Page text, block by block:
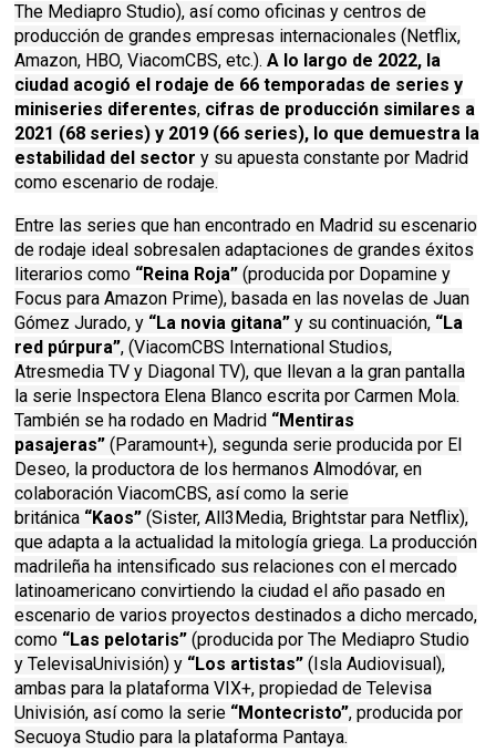
The Mediapro Studio), así como oficinas y centros de
producción de grandes empresas internacionales (Netflix,
Amazon, HBO, ViacomCBS, etc.).A lo largo de 2022, la
ciudad acogió el rodaje de 66 temporadas de series y
miniseries diferentes, cifras de producción similares a
2021 (68 series) y 2019 (66 series), lo que demuestra la
estabilidad del sector y su apuesta constante por Madrid
como escenario de rodaje.
Entre las series que han encontrado en Madrid su escenario
de rodaje ideal sobresalen adaptaciones de grandes éxitos
literarios como “Reina Roja” (producida por Dopamine y
Focus para Amazon Prime), basada en las novelas de Juan
Gómez Jurado, y “La novia gitana”y su continuación, “La
red púrpura”, (ViacomCBS International Studios,
Atresmedia TV y Diagonal TV), que llevan a la gran pantalla
la serie Inspectora Elena Blanco escrita por Carmen Mola.
También se ha rodado en Madrid “Mentiras
pasajeras” (Paramount+), segunda serie producida por El
Deseo, la productora de los hermanos Almodóvar, en
colaboración ViacomCBS, así como la serie
británica “Kaos” (Sister, All3Media, Brightstar para Netflix),
que adapta a la actualidad la mitología griega. La producción
madrileña ha intensificado sus relaciones con el mercado
latinoamericano convirtiendo la ciudad el año pasado en
escenario de varios proyectos destinados a dicho mercado,
como “Las pelotaris” (producida por The Mediapro Studio
y TelevisaUnivisión) y “Los artistas”(Isla Audiovisual),
ambas para la plataforma VIX+, propiedad de Televisa
Univisión, así como la serie “Montecristo”, producida por
Secuoya Studio para la plataforma Pantaya.